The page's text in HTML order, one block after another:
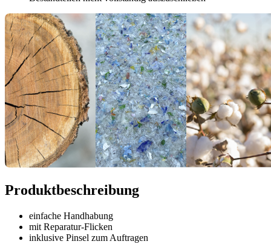
Produktbeschreibung
einfache Handhabung
mit Reparatur-Flicken
inklusive Pinsel zum Auftragen